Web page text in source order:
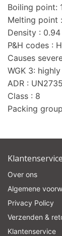
Boiling point:
Melting point
Density : 0.94
P&H codes :
Causes
WGK 3:
ADR : UN2735
Class : 8
Packing
Klantenservice
Over ons
Algemene
Privacy Policy
Verzenden &
Klantenservice